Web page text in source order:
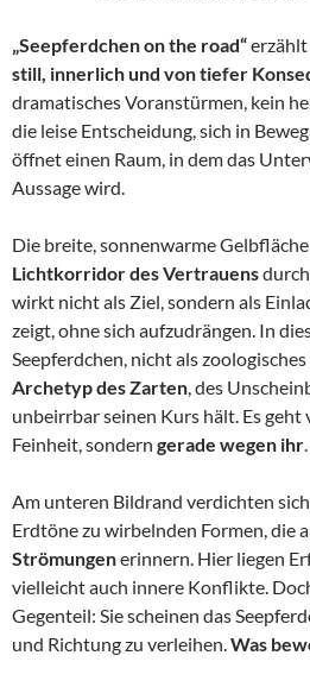
„Seepferdchen on the road“
still, innerlich und von tiefer
dramatisches Voranstürmen, kein
die leise Entscheidung, sich in
öffnet einen Raum, in dem das
Aussage wird.
Die breite, sonnenwarme
Lichtkorridor des Vertrauens
wirkt nicht als Ziel, sondern als
zeigt, ohne sich aufzudrängen. In
Seepferdchen, nicht als
Archetyp des Zarten , des
unbeirrbar seinen Kurs hält. Es
Feinheit, sondern gerade wegen ihr
Am unteren Bildrand verdichten
Erdtöne zu wirbelnden Formen, die
Strömungenerinnern. Hier liegen
vielleicht auch innere Konflikte.
Gegenteil: Sie scheinen das
und Richtung zu verleihen. Was